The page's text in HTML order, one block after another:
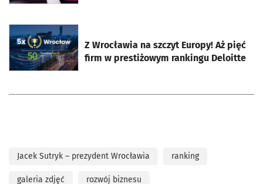
Z Wrocławia na szczyt Europy! Aż pięć
firm w prestiżowym rankingu Deloitte
otworzy się w nowej karcie
Jacek Sutryk – prezydent Wrocławia ranking
galeria zdjęć rozwój biznesu